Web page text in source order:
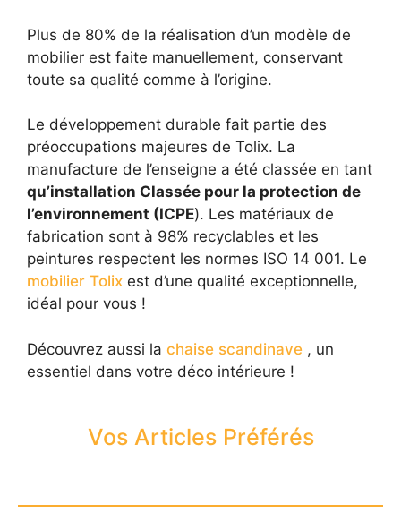
Plus de 80% de la réalisation d’un modèle de
mobilier est faite manuellement, conservant
toute sa qualité comme à l’origine.
Le développement durable fait partie des
préoccupations majeures de Tolix. La
manufacture de l’enseigne a été classée en tant
qu’installation Classée pour la protection de
l’environnement (ICPE). Les matériaux de
fabrication sont à 98% recyclables et les
peintures respectent les normes ISO 14 001. Le
mobilier Tolix est d’une qualité exceptionnelle,
idéal pour vous !
Découvrez aussi la chaise scandinave , un
essentiel dans votre déco intérieure !
Vos Articles Préférés